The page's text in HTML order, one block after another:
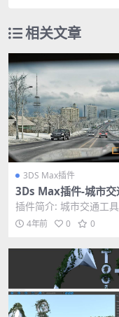
相关文章
3DS Max插件
3Ds Max插件-城市交
拟插件 CityTraffic
解版
插件简介: 城市交通工
CityTraffic V2.038是3ds
4年前 0 0